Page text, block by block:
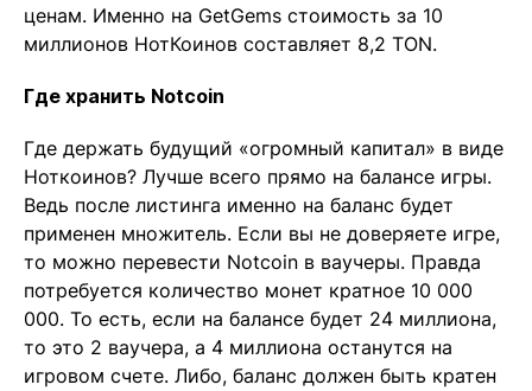
ценам. Именно на GetGems стоимость за 10
миллионов НотКоинов составляет 8,2 TON.
Где хранить Notcoin
Где держать будущий «огромный капитал» в виде
Ноткоинов? Лучше всего прямо на балансе игры.
Ведь после листинга именно на баланс будет
применен множитель. Если вы не доверяете игре,
то можно перевести Notcoin в ваучеры. Правда
потребуется количество монет кратное 10 000
000. То есть, если на балансе будет 24 миллиона,
то это 2 ваучера, а 4 миллиона останутся на
игровом счете. Либо, баланс должен быть кратен